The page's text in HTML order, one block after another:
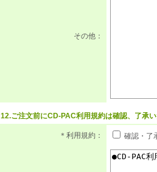
その他：
12.ご注文前にCD-PAC利用規約は確認、了承
＊利用規約： 確認・了